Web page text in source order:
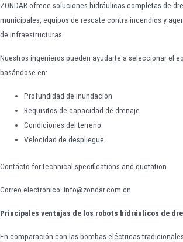
ZONDAR ofrece soluciones hidráulicas completas de
municipales, equipos de rescate contra incendios y
de infraestructuras.
Nuestros ingenieros pueden ayudarte a seleccionar el
basándose en:
Profundidad de inundación
Requisitos de capacidad de drenaje
Condiciones del terreno
Velocidad de despliegue
Contácto for technical specifications and quotation
Correo electrónico: info@zondar.com.cn
Principales ventajas de los robots hidráulicos de
En comparación con las bombas eléctricas